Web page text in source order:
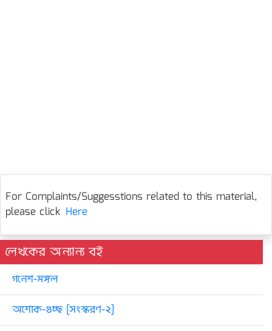
For Complaints/Suggesstions related to this material,
please click Here
লেখকের অন্যান্য বই
গনেশ-মঙ্গল
অশোক-গুচ্ছ [সংস্করণ-২]